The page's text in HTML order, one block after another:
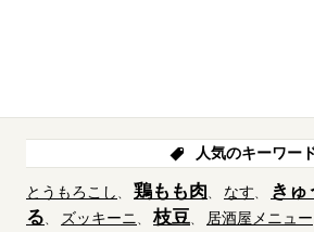
人気のキーワー
とうもろこし 鶏もも肉 なす きゅ
る
ズッキーニ 枝豆 居酒屋メニュー